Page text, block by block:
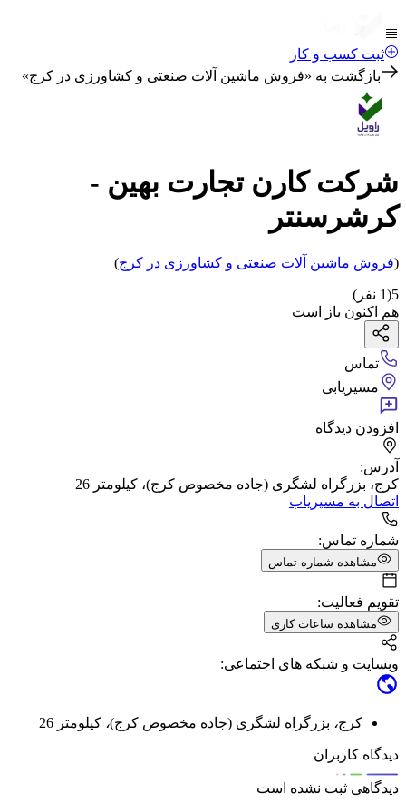
ثبت کسب و کار
بازگشت به «فروش ماشین آلات صنعتی و کشاورزی در کرج»
شرکت کارن تجارت بهین -
کرشرسنتر
(فروش ماشین آلات صنعتی و کشاورزی در کرج)
5
(
1 نفر)
هم اکنون باز است
تماس
مسیریابی
افزودن دیدگاه
آدرس:
کرج، بزرگراه لشگری (جاده مخصوص کرج)، کیلومتر 26
اتصال به مسیریاب
شماره تماس:
مشاهده شماره تماس
تقویم فعالیت:
مشاهده ساعات کاری
وبسایت و شبکه های اجتماعی:
کرج، بزرگراه لشگری (جاده مخصوص کرج)، کیلومتر 26
دیدگاه کاربران
دیدگاهی ثبت نشده است